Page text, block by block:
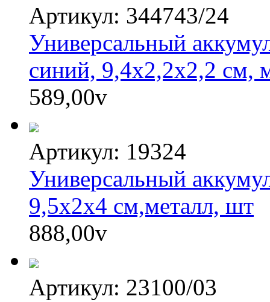
Артикул: 344743/24
Универсальный
синий, 9,4х2,2х2,2 см,
589,00v
Артикул: 19324
Универсальный
9,5х2х4 см,металл, шт
888,00v
Артикул: 23100/03